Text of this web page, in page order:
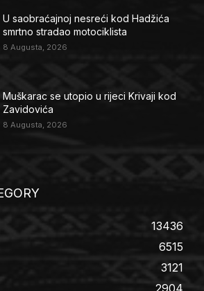
U saobraćajnoj nesreći kod Hadžića
smrtno stradao motociklista
8 Augusta, 2026
Muškarac se utopio u rijeci Krivaji kod
Zavidovića
8 Augusta, 2026
13436
6515
3121
2904